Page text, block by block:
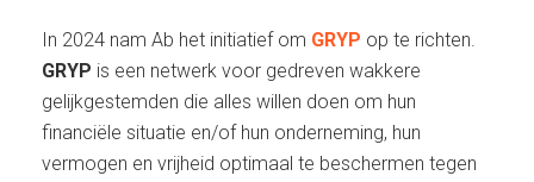
In 2024 nam Ab het initiatief om GRYP op te richten.
GRYP is een netwerk voor gedreven wakkere
gelijkgestemden die alles willen doen om hun
financiële situatie en/of hun onderneming, hun
vermogen en vrijheid optimaal te beschermen tegen